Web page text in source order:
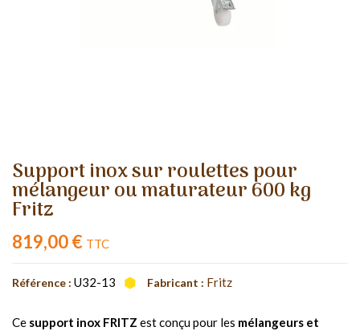
Support inox sur roulettes pour
mélangeur ou maturateur 600 kg
Fritz
819,00 € TTC
Référence : U32-13 Fabricant : Fritz
Ce support inox FRITZ est conçu pour les mélangeurs et